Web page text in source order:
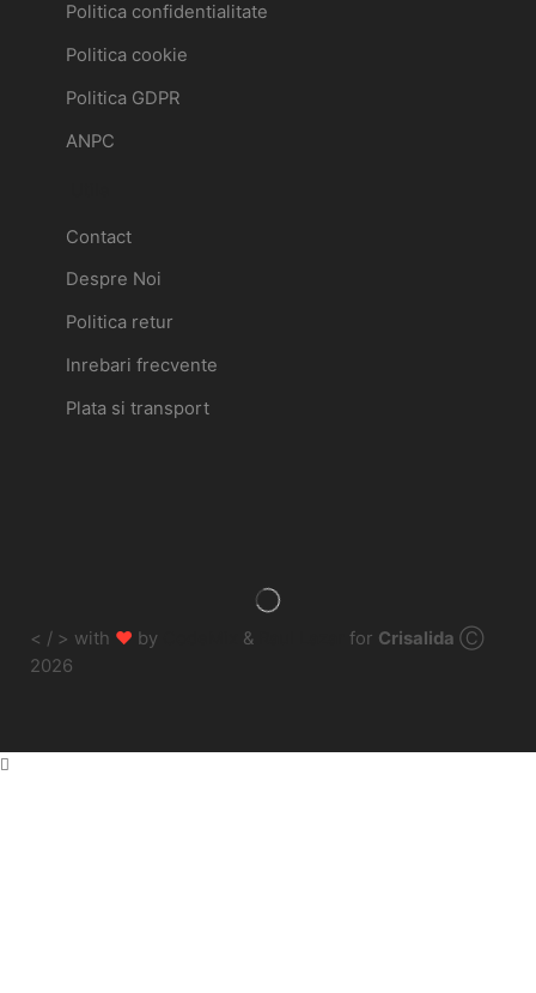
Politica confidentialitate
Politica cookie
Politica GDPR
ANPC
Contact
Despre Noi
Politica retur
Inrebari frecvente
Plata si transport
< / > with ♥ by & for Crisalida Ⓒ
2026